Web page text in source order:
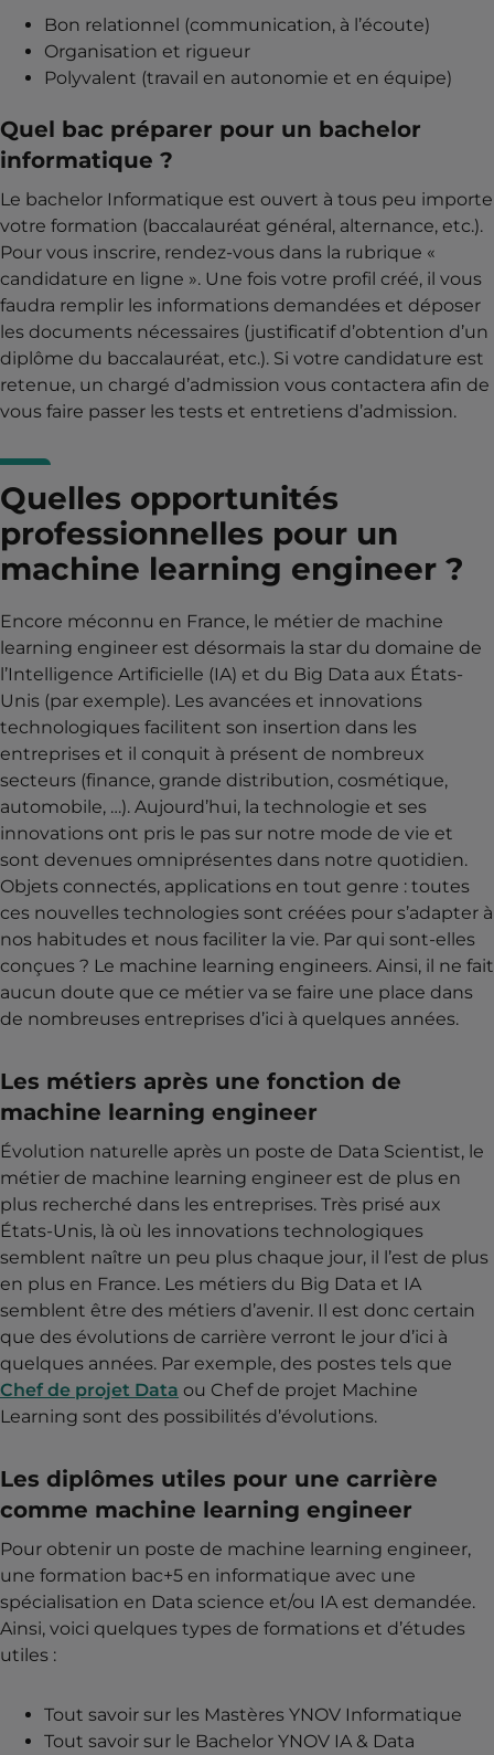
Bon relationnel (communication, à l’écoute)
Organisation et rigueur
Polyvalent (travail en autonomie et en équipe)
Quel bac préparer pour un bachelor
informatique ?
Le bachelor Informatique est ouvert à tous peu importe
votre formation (baccalauréat général, alternance, etc.).
Pour vous inscrire, rendez-vous dans la rubrique «
candidature en ligne ». Une fois votre profil créé, il vous
faudra remplir les informations demandées et déposer
les documents nécessaires (justificatif d’obtention d’un
diplôme du baccalauréat, etc.). Si votre candidature est
retenue, un chargé d’admission vous contactera afin de
vous faire passer les tests et entretiens d’admission.
Quelles opportunités
professionnelles pour un
machine learning engineer ?
Encore méconnu en France, le métier de machine
learning engineer est désormais la star du domaine de
l’Intelligence Artificielle (IA) et du Big Data aux États-
Unis (par exemple). Les avancées et innovations
technologiques facilitent son insertion dans les
entreprises et il conquit à présent de nombreux
secteurs (finance, grande distribution, cosmétique,
automobile, …). Aujourd’hui, la technologie et ses
innovations ont pris le pas sur notre mode de vie et
sont devenues omniprésentes dans notre quotidien.
Objets connectés, applications en tout genre : toutes
ces nouvelles technologies sont créées pour s’adapter à
nos habitudes et nous faciliter la vie. Par qui sont-elles
conçues ? Le machine learning engineers. Ainsi, il ne fait
aucun doute que ce métier va se faire une place dans
de nombreuses entreprises d’ici à quelques années.
Les métiers après une fonction de
machine learning engineer
Évolution naturelle après un poste de Data Scientist, le
métier de machine learning engineer est de plus en
plus recherché dans les entreprises. Très prisé aux
États-Unis, là où les innovations technologiques
semblent naître un peu plus chaque jour, il l’est de plus
en plus en France. Les métiers du Big Data et IA
semblent être des métiers d’avenir. Il est donc certain
que des évolutions de carrière verront le jour d’ici à
quelques années. Par exemple, des postes tels que
Chef de projet Data ou Chef de projet Machine
Learning sont des possibilités d’évolutions.
Les diplômes utiles pour une carrière
comme machine learning engineer
Pour obtenir un poste de machine learning engineer,
une formation bac+5 en informatique avec une
spécialisation en Data science et/ou IA est demandée.
Ainsi, voici quelques types de formations et d’études
utiles :
Tout savoir sur les Mastères YNOV Informatique
Tout savoir sur le Bachelor YNOV IA & Data